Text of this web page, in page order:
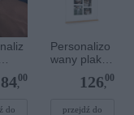
84,
00
do
Personalizo
wany plakat
drewnianym
ym
126,
00
przejdź do